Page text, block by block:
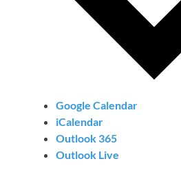
Google Calendar
iCalendar
Outlook 365
Outlook Live